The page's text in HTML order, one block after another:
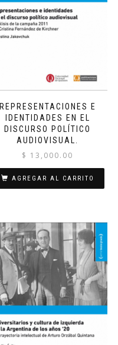
REPRESENTACIONES E
IDENTIDADES EN EL
DISCURSO POLÍTICO
AUDIOVISUAL.
$ 13,000.00
AGREGAR AL CARRITO